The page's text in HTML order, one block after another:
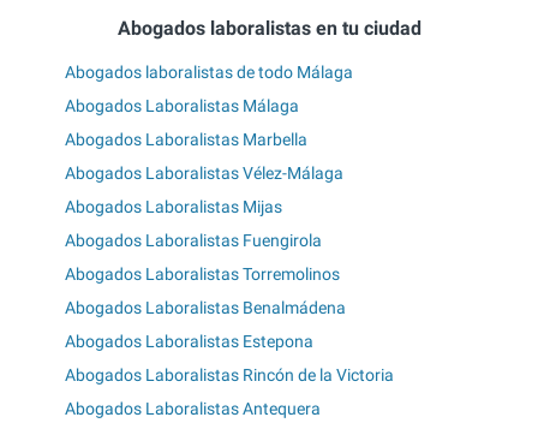
Abogados laboralistas en tu ciudad
Abogados laboralistas de todo Málaga
Abogados Laboralistas Málaga
Abogados Laboralistas Marbella
Abogados Laboralistas Vélez-Málaga
Abogados Laboralistas Mijas
Abogados Laboralistas Fuengirola
Abogados Laboralistas Torremolinos
Abogados Laboralistas Benalmádena
Abogados Laboralistas Estepona
Abogados Laboralistas Rincón de la Victoria
Abogados Laboralistas Antequera